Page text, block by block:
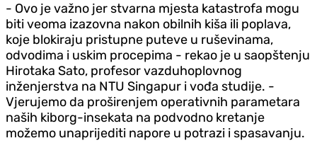
- Ovo je važno jer stvarna mjesta katastrofa mogu
biti veoma izazovna nakon obilnih kiša ili poplava,
koje blokiraju pristupne puteve u ruševinama,
odvodima i uskim procepima - rekao je u saopštenju
Hirotaka Sato, profesor vazduhoplovnog
inženjerstva na NTU Singapur i vođa studije. -
Vjerujemo da proširenjem operativnih parametara
naših kiborg-insekata na podvodno kretanje
možemo unaprijediti napore u potrazi i spasavanju.